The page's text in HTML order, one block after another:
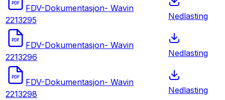
PDF
FDV-Dokumentasjon- Wavin
2213295
Nedlasting
PDF
FDV-Dokumentasjon- Wavin
2213296
Nedlasting
PDF
FDV-Dokumentasjon- Wavin
2213298
Nedlasting